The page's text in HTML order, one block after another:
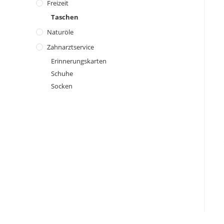
Freizeit
Taschen
Naturöle
Zahnarztservice
Erinnerungskarten
Schuhe
Socken